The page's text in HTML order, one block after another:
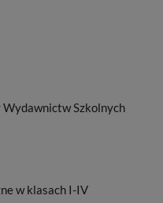
Wydawnictw Szkolnych
w klasach I-IV